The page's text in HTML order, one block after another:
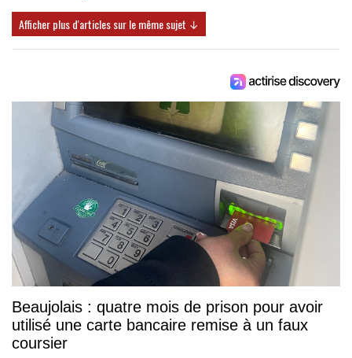
Afficher plus d'articles sur le même sujet ↓
Beaujolais : quatre mois de prison pour avoir
utilisé une carte bancaire remise à un faux
coursier